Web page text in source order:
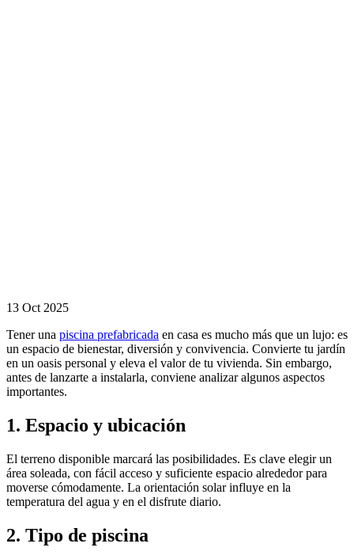
13 Oct 2025
Tener una piscina prefabricada en casa es mucho más que un lujo: es
un espacio de bienestar, diversión y convivencia. Convierte tu jardín
en un oasis personal y eleva el valor de tu vivienda. Sin embargo,
antes de lanzarte a instalarla, conviene analizar algunos aspectos
importantes.
1. Espacio y ubicación
El terreno disponible marcará las posibilidades. Es clave elegir un
área soleada, con fácil acceso y suficiente espacio alrededor para
moverse cómodamente. La orientación solar influye en la
temperatura del agua y en el disfrute diario.
2. Tipo de piscina